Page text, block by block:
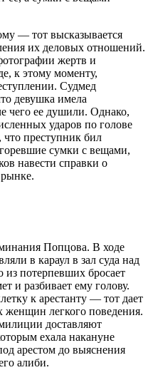
— тот высказывается
их деловых отношений.
жертв и
к этому моменту,
Судмед
девушка имела
чего ее душили. Однако,
ударов по голове
преступник бил
сумки с вещами,
навести справки о
Попцова. В ходе
в караул в зал суда над
потерпевших бросает
и разбивает ему голову.
к арестанту — тот дает
женщин легкого поведения.
доставляют
ехала накануне
арестом до выяснения
алиби.